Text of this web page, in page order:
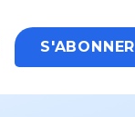
S'ABONNER